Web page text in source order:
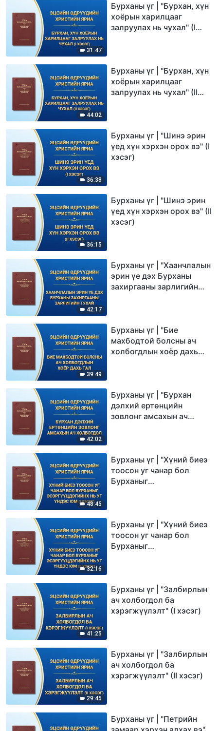
31:47
Бурханы үг | "Бурхан, хүн
хоёрын харилцааг
залруулах нь чухал" (I
44:02
Бурханы үг | "Бурхан, хүн
хоёрын харилцааг
залруулах нь чухал" (II
36:38
Бурханы үг | "Шинэ эрин
үед хүн хэрхэн орох вэ" (I
хэсэг)
36:15
Бурханы үг | "Шинэ эрин
үед хүн хэрхэн орох вэ" (II
хэсэг)
42:17
Бурханы үг | "Хаанчлалын
эрин үе дэх Бурханы
захиргааны зарлигийн
39:49
Бурханы үг | "Бие
махбодтой болсны ач
холбогдлын хоёр дахь
42:02
Бурханы үг | "Бурхан
дэлхий ертөнцийн
зовлонг амсахын ач
48:45
Бурханы үг | "Хүний биеэ
тоосон уг чанар бол
Бурханыг
32:16
Бурханы үг | "Хүний биеэ
тоосон уг чанар бол
Бурханыг
41:25
Бурханы үг | "Залбирлын
ач холбогдол ба
хэрэгжүүлэлт" (I хэсэг)
29:45
Бурханы үг | "Залбирлын
ач холбогдол ба
хэрэгжүүлэлт" (II хэсэг)
Бурханы үг | "Петрийн